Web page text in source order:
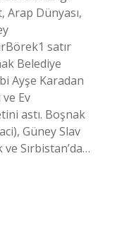
Arap Dünyası,
satır
Belediye
Ayşe Karadan
Ev
astı. Boşnak
Güney Slav
Sırbistan’da…